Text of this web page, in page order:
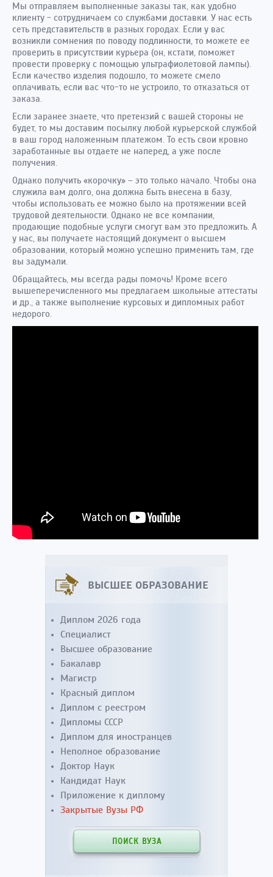
Мы отправляем выполненные заказы так, как удобно
клиенту - сотрудничаем со службами доставки. У нас есть
сеть представительств в разных городах. Если у вас
возникли сомнения по поводу подлинности, то можете ее
проверить в присутствии курьера (он, кстати, поможет
провести проверку с помощью ультрафиолетовой лампы).
Если качество изделия подошло, то можете смело
оплачивать, если вас что-то не устроило, то отказаться от
заказа.
Если заранее знаете, что претензий с вашей стороны не
будет, то мы доставим посылку любой курьерской службой
в ваш город наложенным платежом. То есть свои кровно
заработанные вы отдаете не наперед, а уже после
получения.
Однако получить «корочку» – это только начало. Чтобы она
служила вам долго, она должна быть внесена в базу,
чтобы использовать ее можно было на протяжении всей
трудовой деятельности. Однако не все компании,
продающие подобные услуги смогут вам это предложить. А
у нас, вы получаете настоящий документ о высшем
образовании, который можно успешно применить там, где
вы задумали.
Обращайтесь, мы всегда рады помочь! Кроме всего
вышеперечисленного мы предлагаем школьные аттестаты
и др., а также выполнение курсовых и дипломных работ
недорого.
ВЫСШЕЕ ОБРАЗОВАНИЕ
Диплом 2026 года
Специалист
Высшее образование
Бакалавр
Магистр
Красный диплом
Диплом с реестром
Дипломы СССР
Диплом для иностранцев
Неполное образование
Доктор Наук
Кандидат Наук
Приложение к диплому
Закрытые Вузы РФ
ПОИСК ВУЗА